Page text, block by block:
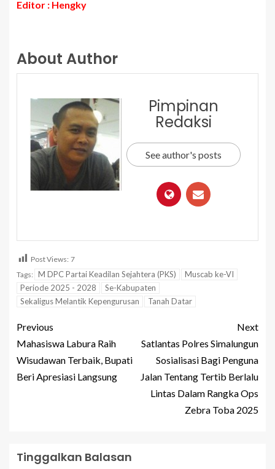
Editor : Hengky
About Author
Pimpinan
Redaksi
See author's posts
Post Views: 7
Tags: M DPC Partai Keadilan Sejahtera (PKS)
Muscab ke-VI
Periode 2025 - 2028
Se-Kabupaten
Sekaligus Melantik Kepengurusan
Tanah Datar
Previous
Mahasiswa Labura Raih
Wisudawan Terbaik, Bupati
Beri Apresiasi Langsung
Next
Satlantas Polres Simalungun
Sosialisasi Bagi Penguna
Jalan Tentang Tertib Berlalu
Lintas Dalam Rangka Ops
Zebra Toba 2025
Tinggalkan Balasan